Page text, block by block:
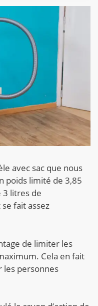
avec sac que nous
poids limité de 3,85
3 litres de
fait assez
de limiter les
Cela en fait
les personnes